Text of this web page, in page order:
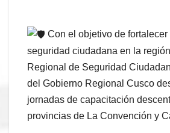
Con el objetivo de
seguridad ciudadana en la
Regional de Seguridad
del Gobierno Regional Cusco
jornadas de capacitación
provincias de La Convención y